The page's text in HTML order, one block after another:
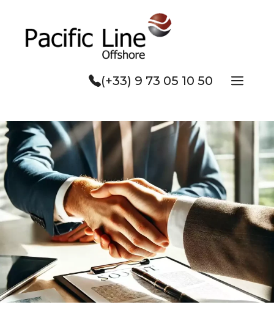
contenu
(+33) 9 73 05 10 50